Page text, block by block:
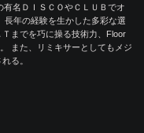
名ＤＩＳＣＯやＣＬＵＢでオ
長年の経験を生かした多彩な選
までを巧に操る技術力、Floor
また、リミキサーとしてもメジ
る。